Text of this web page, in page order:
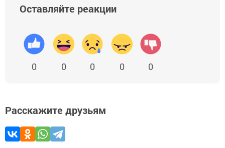
Оставляйте реакции
0 0 0 0 0
Расскажите друзьям